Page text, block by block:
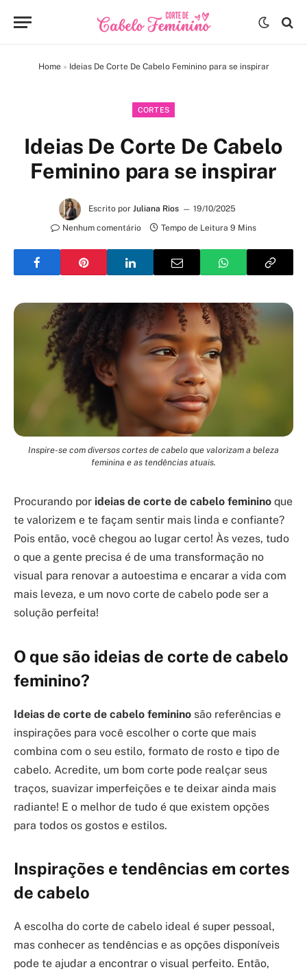
Home» Ideias De Corte De Cabelo Feminino para se inspirar
CORTES
Ideias De Corte De Cabelo
Feminino para se inspirar
Escrito por Juliana Rios
19/10/2025
Nenhum comentário
Tempo de Leitura 9 Mins
Inspire-se com diversos cortes de cabelo que valorizam a beleza
feminina e as tendências atuais.
Procurando por ideias de corte de cabelo feminino que
te valorizem e te façam sentir mais linda e confiante?
Pois então, você chegou ao lugar certo! Às vezes, tudo
o que a gente precisa é de uma transformação no
visual para renovar a autoestima e encarar a vida com
mais leveza, e um novo corte de cabelo pode ser a
solução perfeita!
O que são ideias de corte de cabelo
feminino?
Ideias de corte de cabelo feminino são referências e
inspirações para você escolher o corte que mais
combina com o seu estilo, formato de rosto e tipo de
cabelo. Acredite, um bom corte pode realçar seus
traços, suavizar imperfeições e te deixar ainda mais
radiante! E o melhor de tudo é que existem opções
para todos os gostos e estilos.
Inspirações e tendências em cortes
de cabelo
A escolha do corte de cabelo ideal é super pessoal,
mas conhecer as tendências e as opções disponíveis
pode te ajudar a encontrar o visual perfeito. Então,